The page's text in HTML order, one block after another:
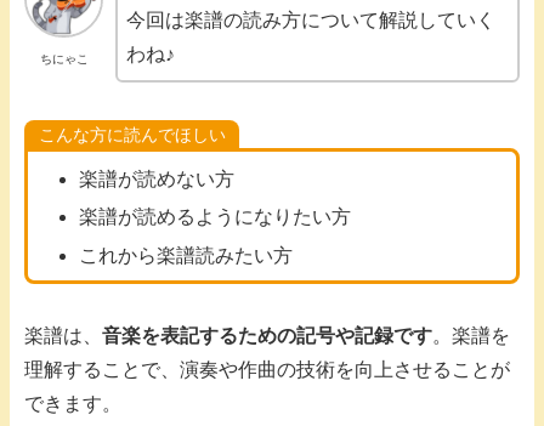
ちにゃこ
今回は楽譜の読み方について解説していく
わね♪
こんな方に読んでほしい
楽譜が読めない方
楽譜が読めるようになりたい方
これから楽譜読みたい方
楽譜は、 音楽を表記するための記号や記録です。楽譜を
理解することで、演奏や作曲の技術を向上させることが
できます。